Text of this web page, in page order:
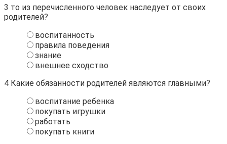
3 то из перечисленного человек наследует от своих
родителей?
воспитанность
правила поведения
знание
внешнее сходство
4 Какие обязанности родителей являются главными?
воспитание ребенка
покупать игрушки
работать
покупать книги